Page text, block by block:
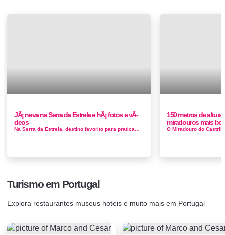
JÃ¡ neva na Serra da Estrela e hÃ¡ fotos e vÃ­
deos
Na Serra da Estrela, destino favorito para praticamente todos os portugueses (e normalmente muitos estrangeiros) que adoram neve e desportos de invern...
150 metros de
miradouros mais
Turismo em Portugal
Explora restaurantes museus hoteis e muito mais em Portugal